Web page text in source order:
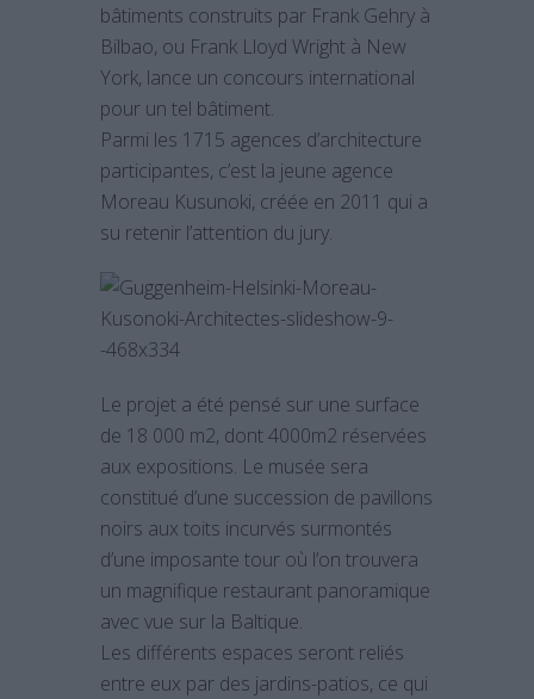
bâtiments construits par Frank Gehry à
Bilbao, ou Frank Lloyd Wright à New
York, lance un concours international
pour un tel bâtiment.
Parmi les 1715 agences d’architecture
participantes, c’est la jeune agence
Moreau Kusunoki, créée en 2011 qui a
su retenir l’attention du jury.
Le projet a été pensé sur une surface
de 18 000 m2, dont 4000m2 réservées
aux expositions. Le musée sera
constitué d’une succession de pavillons
noirs aux toits incurvés surmontés
d’une imposante tour où l’on trouvera
un magnifique restaurant panoramique
avec vue sur la Baltique.
Les différents espaces seront reliés
entre eux par des jardins-patios, ce qui